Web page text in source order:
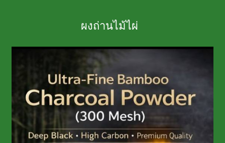
ผงถ่านไม้ไผ่